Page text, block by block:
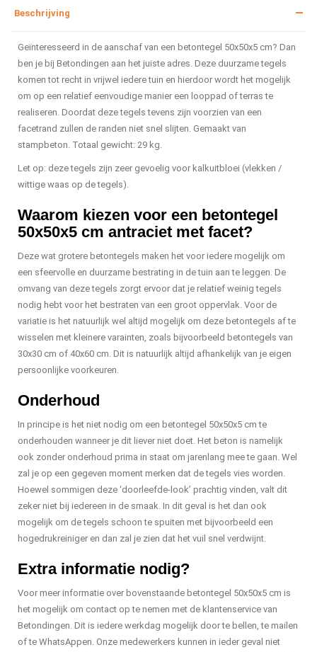
Beschrijving
Geïnteresseerd in de aanschaf van een betontegel 50x50x5 cm? Dan
ben je bij Betondingen aan het juiste adres. Deze duurzame tegels
komen tot recht in vrijwel iedere tuin en hierdoor wordt het mogelijk
om op een relatief eenvoudige manier een looppad of terras te
realiseren. Doordat deze tegels tevens zijn voorzien van een
facetrand zullen de randen niet snel slijten. Gemaakt van
stampbeton. Totaal gewicht: 29 kg.
Let op: deze tegels zijn zeer gevoelig voor kalkuitbloei (vlekken /
wittige waas op de tegels).
Waarom kiezen voor een betontegel
50x50x5 cm antraciet met facet?
Deze wat grotere betontegels maken het voor iedere mogelijk om
een sfeervolle en duurzame bestrating in de tuin aan te leggen. De
omvang van deze tegels zorgt ervoor dat je relatief weinig tegels
nodig hebt voor het bestraten van een groot oppervlak. Voor de
variatie is het natuurlijk wel altijd mogelijk om deze betontegels af te
wisselen met kleinere varainten, zoals bijvoorbeeld betontegels van
30x30 cm of 40x60 cm. Dit is natuurlijk altijd afhankelijk van je eigen
persoonlijke voorkeuren.
Onderhoud
In principe is het niet nodig om een betontegel 50x50x5 cm te
onderhouden wanneer je dit liever niet doet. Het beton is namelijk
ook zonder onderhoud prima in staat om jarenlang mee te gaan. Wel
zal je op een gegeven moment merken dat de tegels vies worden.
Hoewel sommigen deze ‘doorleefde-look’ prachtig vinden, valt dit
zeker niet bij iedereen in de smaak. In dit geval is het dan ook
mogelijk om de tegels schoon te spuiten met bijvoorbeeld een
hogedrukreiniger en dan zal je zien dat het vuil snel verdwijnt.
Extra informatie nodig?
Voor meer informatie over bovenstaande betontegel 50x50x5 cm is
het mogelijk om contact op te nemen met de klantenservice van
Betondingen. Dit is iedere werkdag mogelijk door te bellen, te mailen
of te WhatsAppen. Onze medewerkers kunnen in ieder geval niet